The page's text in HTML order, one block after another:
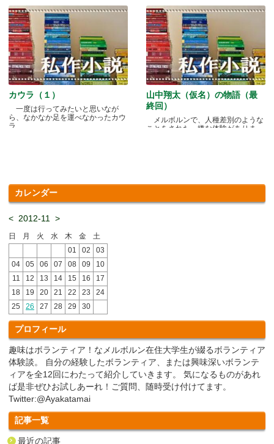
カウラ（１）
一度は行ってみたいと思いなが
ら、なかなか足を運べなかったカウ
ラ.....
山中翔太（仮名）の物語（最
終回）
メルボルンで、人種差別のような
ことをされた、嫌な体験がありま
カレンダー
< 2012-11 >
日 月 火 水 木 金
土
01
02
03
04
05 06 07 08 09
10
11
12 13 14 15 16
17
18
19 20 21 22 23
24
25
26 27 28 29 30
プロフィール
趣味はボランティア！なメルボルン在住大学生が綴るボランティア
体験談。 自分の経験したボランティア、または興味深いボランテ
ィアを全12回にわたって紹介していきます。 気になるものがあれ
ば是非ぜひお試しあーれ！ご質問、随時受け付けてます。
Twitter:@Ayakatamai
記事一覧
最近の記事